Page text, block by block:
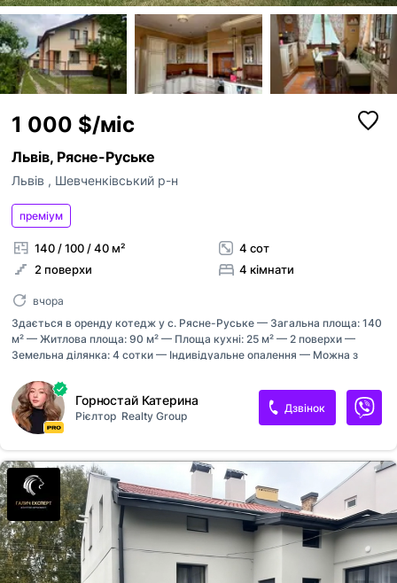
1 000 $/міс
Львів, Рясне-Руське
Львів , Шевченківський р-н
преміум
140 / 100 / 40 м²
2 поверхи
4 сот
4 кімнати
вчора
Здається в оренду котедж у с. Рясне-Руське — Загальна площа: 140
м² — Житлова площа: 90 м² — Площа кухні: 25 м² — 2 поверхи —
Земельна ділянка: 4 сотки — Індивідуальне опалення — Можна з
кухня — Простора вітальня з діючим каміном — Вихід на терасу та
балкон — Три ізольовані спальні — Два санвузли (душова на першому
поверсі та ванна на другому) — Гараж Комунікації та опалення: –
Індивідуальне газове опалення (двоконтурний котел). – Гаряча вода
від двоконтурного газового котла. – Тепла підлога у кухні та
санвузлах. – Камін на дровах із розведенням тепла до кімнат другого
поверху (працює навіть без електроенергії). – Кондиціонери з...
Горностай Катерина
Рієлтор Realty Group
Дзвінок